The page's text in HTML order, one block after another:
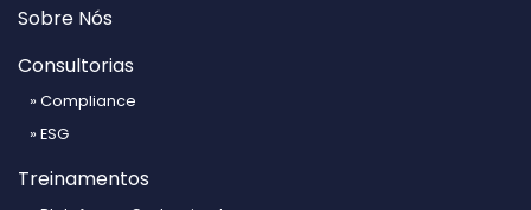
Sobre Nós
Consultorias
» Compliance
» ESG
Treinamentos